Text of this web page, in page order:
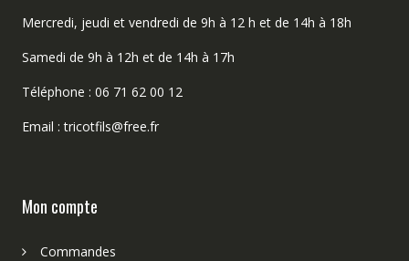
Mercredi, jeudi et vendredi de 9h à 12 h et de 14h à 18h
Samedi de 9h à 12h et de 14h à 17h
Téléphone : 06 71 62 00 12
Email : tricotfils@free.fr
Mon compte
Commandes